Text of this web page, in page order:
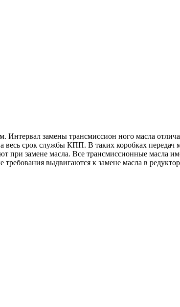
замены трансмиссион ного масла
срок службы КПП. В таких коробках передач
замене масла. Все трансмиссионные масла
выдвигаются к замене масла в